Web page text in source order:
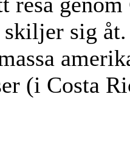
sig åt.
(i Costa